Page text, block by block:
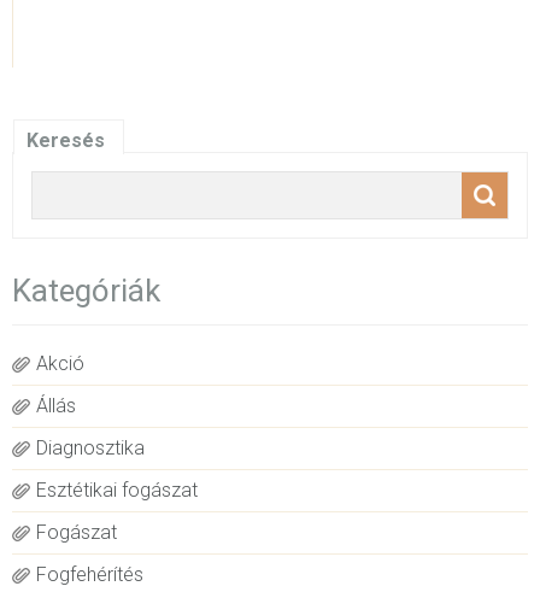
Keresés
Kategóriák
Akció
Állás
Diagnosztika
Esztétikai fogászat
Fogászat
Fogfehérítés